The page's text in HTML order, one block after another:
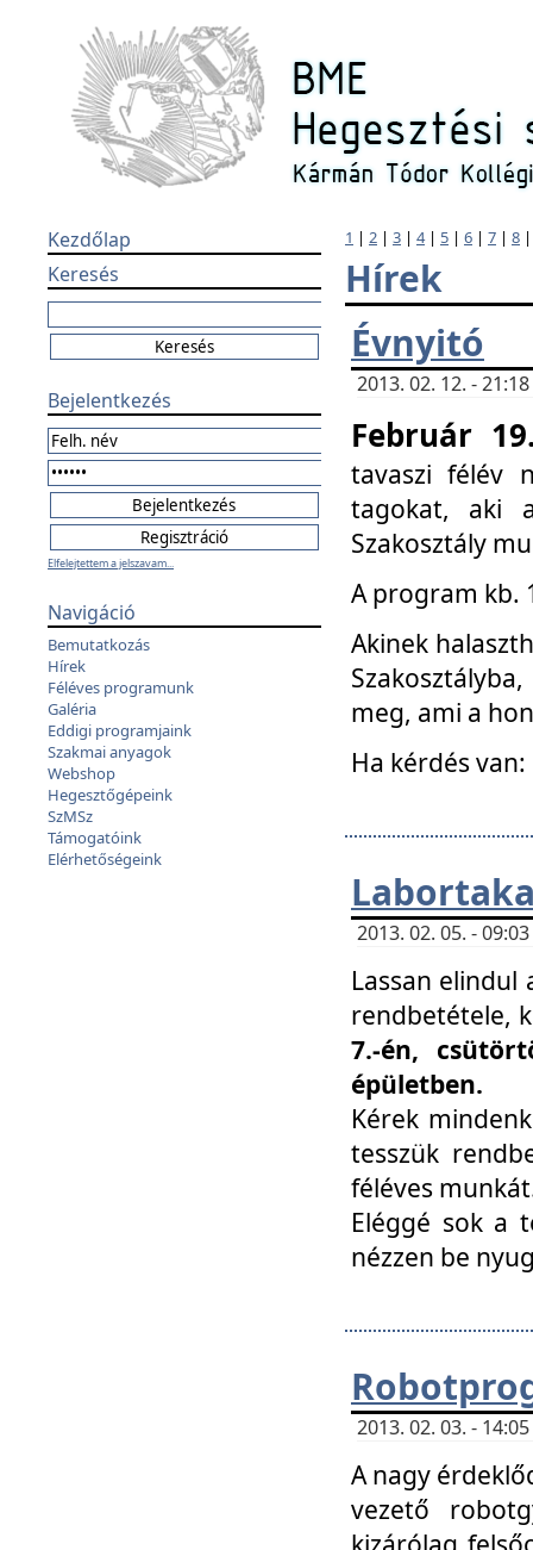
Kezdőlap
Keresés
Bejelentkezés
Elfelejtettem a jelszavam...
Navigáció
Bemutatkozás
Hírek
Féléves programunk
Galéria
Eddigi programjaink
Szakmai anyagok
Webshop
Hegesztőgépeink
SzMSz
Támogatóink
Elérhetőségeink
1 | 2 | 3 | 4| 5 | 6 | 7 | 8
Hírek
Évnyitó
2013. 02. 12. -
Február
tavaszi félév
tagokat, aki
Szakosztály
A program kb.
Akinek
meg, ami a
Ha kérdés
2013. 02. 05. -
Lassan elindul
rendbetétele,
7.-én,
épületben.
Kérek
tesszük
féléves
Eléggé sok a
nézzen be
2013. 02. 03. -
A nagy
vezető